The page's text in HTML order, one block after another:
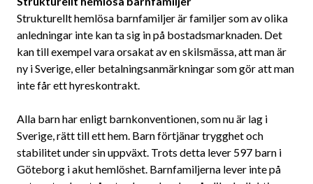
Strukturellt hemlösa barnfamiljer är familjer som av olika
anledningar inte kan ta sig in på bostadsmarknaden. Det
kan till exempel vara orsakat av en skilsmässa, att man är
ny i Sverige, eller betalningsanmärkningar som gör att man
inte får ett hyreskontrakt.
Alla barn har enligt barnkonventionen, som nu är lag i
Sverige, rätt till ett hem. Barn förtjänar trygghet och
stabilitet under sin uppväxt. Trots detta lever 597 barn i
Göteborg i akut hemlöshet. Barnfamiljerna lever inte på